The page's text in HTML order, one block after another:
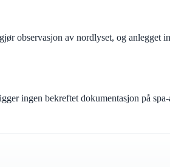
observasjon av nordlyset, og
ingen bekreftet dokumentasjon på